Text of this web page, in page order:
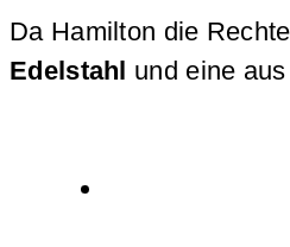
Da Hamilton die
Edelstahl und eine